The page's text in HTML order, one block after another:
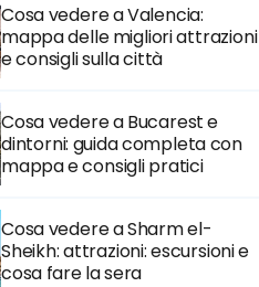
Cosa vedere a Valencia:
mappa delle migliori attrazioni
e consigli sulla città
Cosa vedere a Bucarest e
dintorni: guida completa con
mappa e consigli pratici
Cosa vedere a Sharm el-
Sheikh: attrazioni: escursioni e
cosa fare la sera